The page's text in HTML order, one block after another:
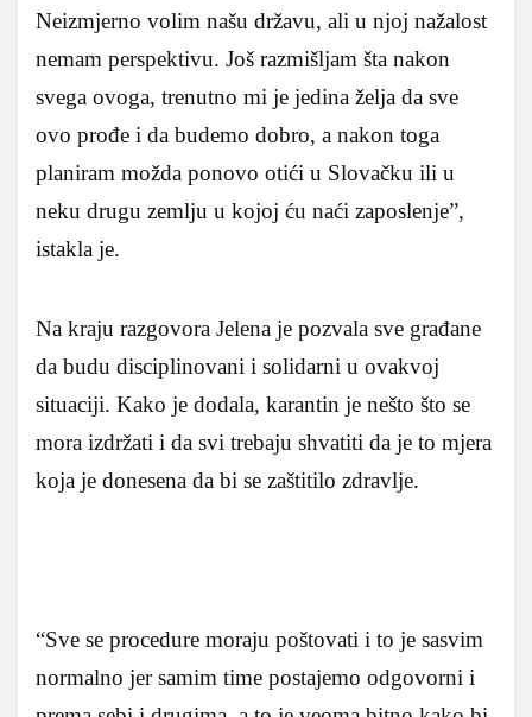
Neizmjerno volim našu državu, ali u njoj nažalost
nemam perspektivu. Još razmišljam šta nakon
svega ovoga, trenutno mi je jedina želja da sve
ovo prođe i da budemo dobro, a nakon toga
planiram možda ponovo otići u Slovačku ili u
neku drugu zemlju u kojoj ću naći zaposlenje”,
istakla je.
Na kraju razgovora Jelena je pozvala sve građane
da budu disciplinovani i solidarni u ovakvoj
situaciji. Kako je dodala, karantin je nešto što se
mora izdržati i da svi trebaju shvatiti da je to mjera
koja je donesena da bi se zaštitilo zdravlje.
“Sve se procedure moraju poštovati i to je sasvim
normalno jer samim time postajemo odgovorni i